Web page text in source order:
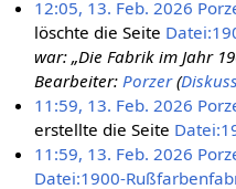
12:05, 13. Feb. 2026
löschte die Seite
war: „Die Fabrik im Jahr
Bearbeiter:Porzer(
11:59, 13. Feb. 2026
erstellte die Seite
11:59, 13. Feb. 2026
Datei:1900-